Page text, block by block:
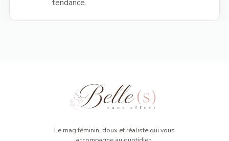
tendance.
Le mag féminin, doux et réaliste qui vous